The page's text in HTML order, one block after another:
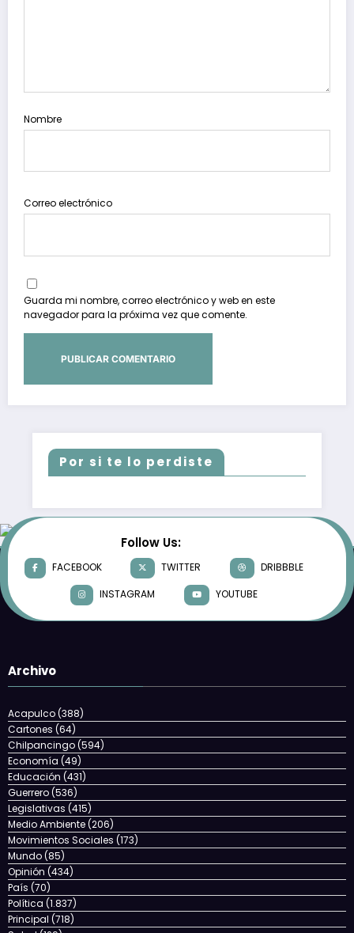
Nombre
Correo electrónico
Guarda mi nombre, correo electrónico y web en este
navegador para la próxima vez que comente.
Por si te lo perdiste
Follow Us:
FACEBOOK TWITTER
DRIBBBLE
INSTAGRAM
YOUTUBE
Archivo
Acapulco(388)
Cartones (64)
Chilpancingo(594)
Economía (49)
Educación (431)
Guerrero(536)
Legislativas (415)
Medio Ambiente(206)
Movimientos Sociales (173)
Mundo(85)
Opinión (434)
País (70)
Política (1.837)
Principal (718)